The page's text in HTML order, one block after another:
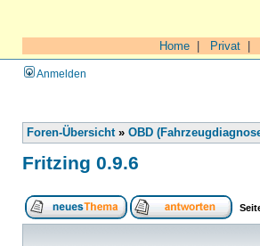
Home Privat
Anmelden
Foren-Übersicht» OBD
Fritzing 0.9.6